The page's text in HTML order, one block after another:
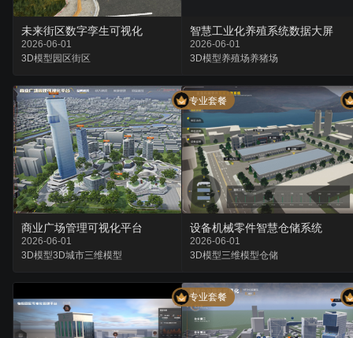
未来街区数字孪生可视化
2026-06-01
3D模型 园区街区
智慧工业化养殖系统数据大屏
2026-06-01
3D模型养殖场养猪场
专业套餐
商业广场管理可视化平台
2026-06-01
3D模型3D城市三维模型
设备机械零件智慧仓储系统
2026-06-01
3D模型三维模型仓储
专业套餐